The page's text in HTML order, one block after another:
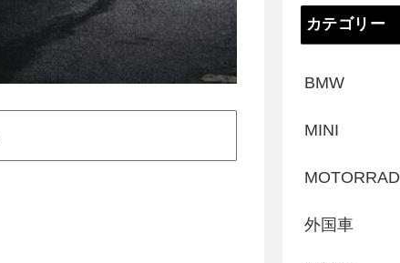
カテゴリー
BMW
MINI
MOTORRAD
外国車